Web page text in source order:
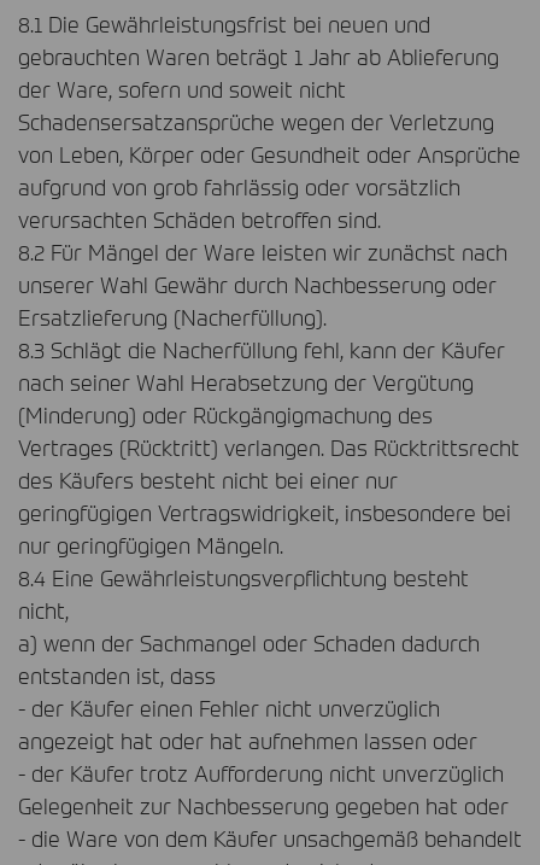
8.1 Die Gewährleistungsfrist bei neuen und
gebrauchten Waren beträgt 1 Jahr ab Ablieferung
der Ware, sofern und soweit nicht
Schadensersatzansprüche wegen der Verletzung
von Leben, Körper oder Gesundheit oder Ansprüche
aufgrund von grob fahrlässig oder vorsätzlich
verursachten Schäden betroffen sind.
8.2 Für Mängel der Ware leisten wir zunächst nach
unserer Wahl Gewähr durch Nachbesserung oder
Ersatzlieferung (Nacherfüllung).
8.3 Schlägt die Nacherfüllung fehl, kann der Käufer
nach seiner Wahl Herabsetzung der Vergütung
(Minderung) oder Rückgängigmachung des
Vertrages (Rücktritt) verlangen. Das Rücktrittsrecht
des Käufers besteht nicht bei einer nur
geringfügigen Vertragswidrigkeit, insbesondere bei
nur geringfügigen Mängeln.
8.4 Eine Gewährleistungsverpflichtung besteht
nicht,
a) wenn der Sachmangel oder Schaden dadurch
entstanden ist, dass
- der Käufer einen Fehler nicht unverzüglich
angezeigt hat oder hat aufnehmen lassen oder
- der Käufer trotz Aufforderung nicht unverzüglich
Gelegenheit zur Nachbesserung gegeben hat oder
- die Ware von dem Käufer unsachgemäß behandelt